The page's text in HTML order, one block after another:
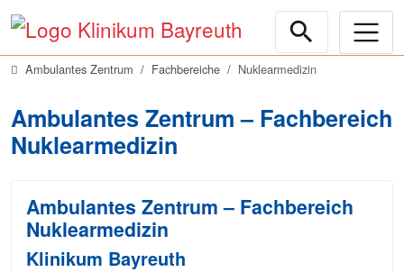
Ambulantes Zentrum Fachbereiche Nuklearmedizin
Ambulantes Zentrum – Fachbereich
Nuklearmedizin
Ambulantes Zentrum – Fachbereich
Nuklearmedizin
Klinikum Bayreuth